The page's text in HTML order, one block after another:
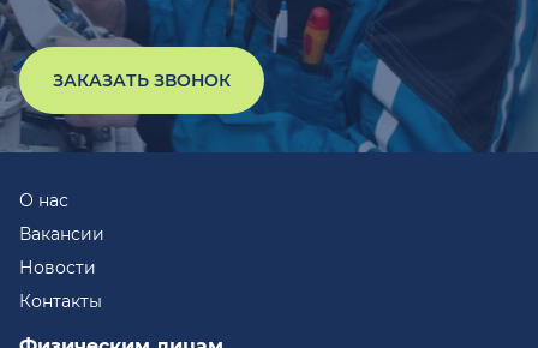
ЗАКАЗАТЬ ЗВОНОК
О нас
Вакансии
Новости
Контакты